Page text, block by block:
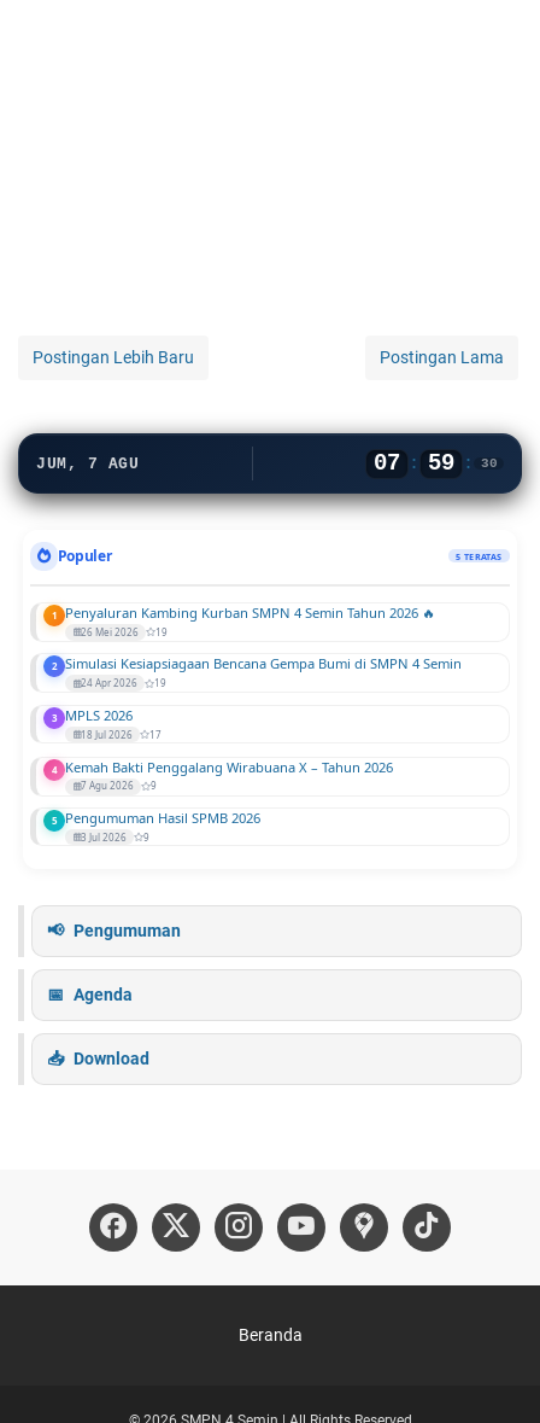
Postingan Lebih Baru Postingan Lama
JUM, 7 AGU 07 : 59 : 31
Populer 5 TERATAS
1 Penyaluran Kambing Kurban SMPN 4 Semin Tahun 2026 🔥
26 Mei 2026 19
2 Simulasi Kesiapsiagaan Bencana Gempa Bumi di SMPN 4 Semin
24 Apr 2026 19
3 MPLS 2026
18 Jul 2026 17
4 Kemah Bakti Penggalang Wirabuana X – Tahun 2026
7 Agu 2026 9
5 Pengumuman Hasil SPMB 2026
3 Jul 2026 9
Pengumuman
Agenda
Download
Beranda